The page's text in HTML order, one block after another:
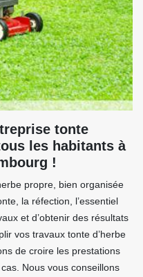
tonte
les habitants à
!
propre, bien organisée
la réfection, l’essentiel
et d’obtenir des résultats
vos travaux tonte d’herbe
de croire les prestations
Nous vous conseillons